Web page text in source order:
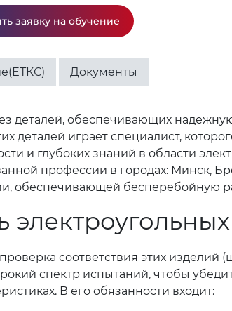
заявку на обучение
Документы
обеспечивающих
деталей играет специалист,
и глубоких знаний в области
профессии в городах: Минск,
обеспечивающей бесперебойную
соответствия этих изделий
спектр испытаний, чтобы
В его обязанности входит: